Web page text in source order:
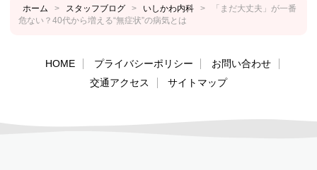
ホーム > スタッフブログ > いしかわ内科 >
「まだ大丈夫」が一番
危ない？40代から増える“無症状”の病気とは
HOME プライバシーポリシー
お問い合わせ
交通アクセス
サイトマップ